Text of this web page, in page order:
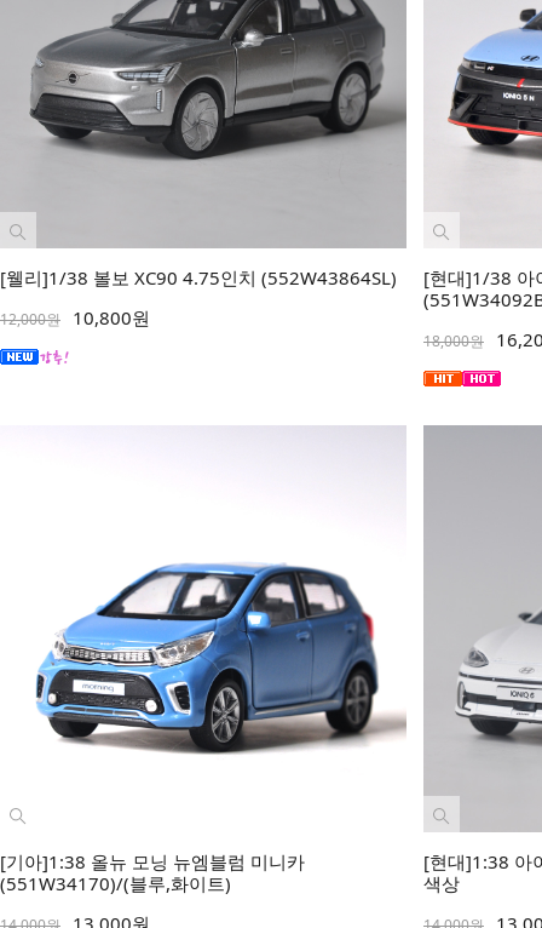
[웰리]1/38 볼보 XC90 4.75인치 (552W43864SL)
12,000원 10,800원
[현대]1/38 아
18,000원
[기아]1:38 올뉴 모닝 뉴엠블럼 미니카
(551W34170)/(블루,화이트)
13,000원
[현대]1:38 아
색상